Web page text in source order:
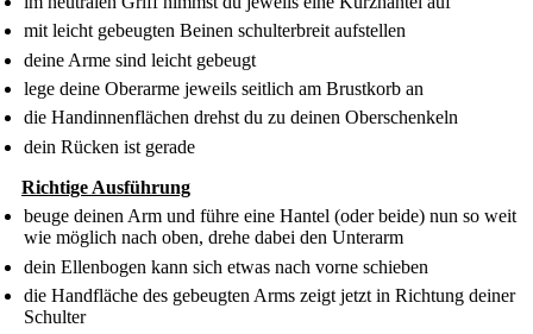
mit leicht gebeugten Beinen schulterbreit aufstellen
deine Arme sind leicht gebeugt
lege deine Oberarme jeweils seitlich am Brustkorb an
die Handinnenflächen drehst du zu deinen Oberschenkeln
dein Rücken ist gerade
Richtige Ausführung
beuge deinen Arm und führe eine Hantel (oder beide) nun so weit
wie möglich nach oben, drehe dabei den Unterarm
dein Ellenbogen kann sich etwas nach vorne schieben
die Handfläche des gebeugten Arms zeigt jetzt in Richtung deiner
Schulter